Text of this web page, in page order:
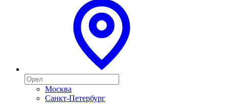
Москва
Санкт-Петербург